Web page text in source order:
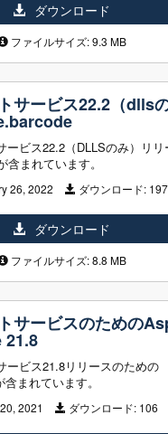
ダウンロード
ファイルサイズ: 9.3 MB
サービス22.2（dlls
ービス22.2（DLLSのみ）リ
まれています。
26, 2022 ダウンロード: 197
ダウンロード
ファイルサイズ: 8.8 MB
サービスのための
21.8
ービス21.8リリースのための
まれています。
2021 ダウンロード: 106